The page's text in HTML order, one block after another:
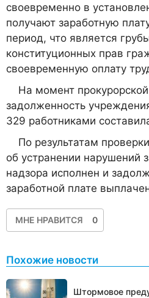
своевременно в
получают заработную
период, что является
конституционных прав
своевременную оплату
На момент
задолженность
329 работниками
По результатам
об устранении нарушений
надзора исполнен и
заработной плате
МНЕ НРАВИТСЯ 0
Похожие новости
Штормовое